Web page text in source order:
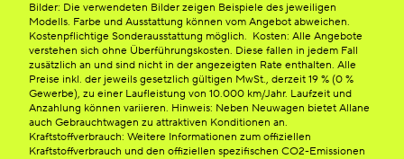
Bilder: Die verwendeten Bilder zeigen Beispiele des jeweiligen
Modells. Farbe und Ausstattung können vom Angebot abweichen.
Kostenpflichtige Sonderausstattung möglich. Kosten: Alle Angebote
verstehen sich ohne Überführungskosten. Diese fallen in jedem Fall
zusätzlich an und sind nicht in der angezeigten Rate enthalten. Alle
Preise inkl. der jeweils gesetzlich gültigen MwSt., derzeit 19 % (0 %
Gewerbe), zu einer Laufleistung von 10.000 km/Jahr. Laufzeit und
Anzahlung können variieren. Hinweis: Neben Neuwagen bietet Allane
auch Gebrauchtwagen zu attraktiven Konditionen an.
Kraftstoffverbrauch: Weitere Informationen zum offiziellen
Kraftstoffverbrauch und den offiziellen spezifischen CO2-Emissionen